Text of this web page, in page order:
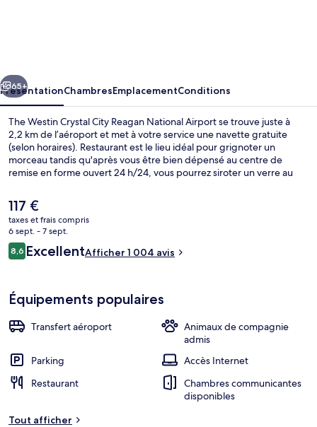
Reagan
National
Airport
Suivant
65+
PrésentationChambresEmplacementConditions
The Westin Crystal City Reagan National Airport se trouve juste à
2,2 km de l’aéroport et met à votre service une navette gratuite
(selon horaires). Restaurant est le lieu idéal pour grignoter un
morceau tandis qu'après vous être bien dépensé au centre de
remise en forme ouvert 24 h/24, vous pourrez siroter un verre au
sites comme Arlington National Cemetery (cimetière) et Washington
Monument. Les autres voyageurs ne tarissent pas d'éloges en ce qui
concerne le personnel attentionné et l'emplacement.
L'hébergement se situe à une très courte distance à pied des
transports publics : Station de métro Crystal City se trouve à 3 min et
Station de métro Pentagon City, à 13 min.
Le
prix
actuel
est
de
117 €
taxes et frais compris
6 sept. - 7 sept.
Avis
voyageurs
8,68,6 sur 10
ExcellentAfficher 1 004 avis
Équipements populaires
Transfert aéroport
Animaux de compagnie
admis
Parking
Accès Internet
Restaurant
Chambres communicantes
disponibles
Tout afficher